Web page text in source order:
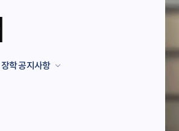
장학 공지사항